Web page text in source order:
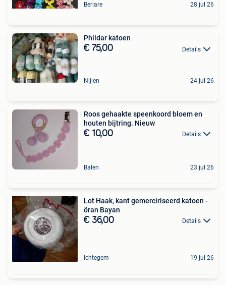
Berlare 28 jul 26
Phildar katoen
€ 75,00 Details
Nijlen 24 jul 26
Roos gehaakte speenkoord bloem en
houten bijtring. Nieuw
€ 10,00 Details
Balen 23 jul 26
Lot Haak, kant gemerciriseerd katoen -
öran Bayan
€ 36,00 Details
Ichtegem 19 jul 26